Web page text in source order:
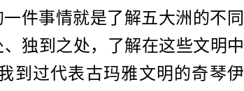
件事情就是了解五大洲的不同
独到之处，了解在这些文明中
到过代表古玛雅文明的奇琴伊